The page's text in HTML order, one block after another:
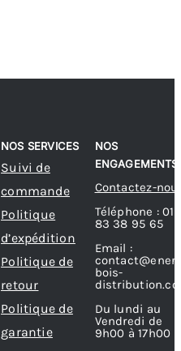
NOS SERVICES
Suivi de
commande
Politique
d’expédition
Politique de
retour
Politique de
garantie
NOS
ENGAGEMENTS
Contactez-
Téléphone : 01
83 38 95 65
Email :
bois-
Du lundi au
Vendredi de
9h00 à 17h00